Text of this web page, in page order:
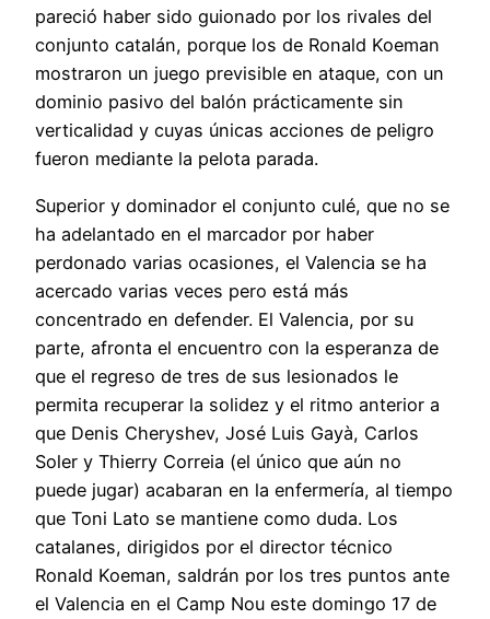
pareció haber sido guionado por los rivales del
conjunto catalán, porque los de Ronald Koeman
mostraron un juego previsible en ataque, con un
dominio pasivo del balón prácticamente sin
verticalidad y cuyas únicas acciones de peligro
fueron mediante la pelota parada.
Superior y dominador el conjunto culé, que no se
ha adelantado en el marcador por haber
perdonado varias ocasiones, el Valencia se ha
acercado varias veces pero está más
concentrado en defender. El Valencia, por su
parte, afronta el encuentro con la esperanza de
que el regreso de tres de sus lesionados le
permita recuperar la solidez y el ritmo anterior a
que Denis Cheryshev, José Luis Gayà, Carlos
Soler y Thierry Correia (el único que aún no
puede jugar) acabaran en la enfermería, al tiempo
que Toni Lato se mantiene como duda. Los
catalanes, dirigidos por el director técnico
Ronald Koeman, saldrán por los tres puntos ante
el Valencia en el Camp Nou este domingo 17 de